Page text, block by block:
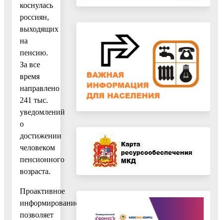
коснулась
россиян,
выходящих
на
пенсию.
За все
время
направлено
241 тыс.
уведомлений
о
достижении
человеком
пенсионного
возраста.
Проактивное
информирование
позволяет